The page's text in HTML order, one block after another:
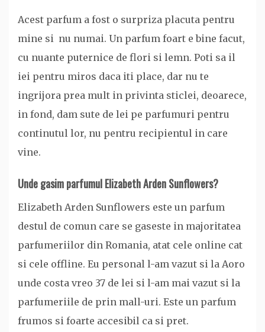
Acest parfum a fost o surpriza placuta pentru
mine si nu numai. Un parfum foart e bine facut,
cu nuante puternice de flori si lemn. Poti sa il
iei pentru miros daca iti place, dar nu te
ingrijora prea mult in privinta sticlei, deoarece,
in fond, dam sute de lei pe parfumuri pentru
continutul lor, nu pentru recipientul in care
vine.
Unde gasim parfumul Elizabeth Arden Sunflowers?
Elizabeth Arden Sunflowers este un parfum
destul de comun care se gaseste in majoritatea
parfumeriilor din Romania, atat cele online cat
si cele offline. Eu personal l-am vazut si la Aoro
unde costa vreo 37 de lei si l-am mai vazut si la
parfumeriile de prin mall-uri. Este un parfum
frumos si foarte accesibil ca si pret.